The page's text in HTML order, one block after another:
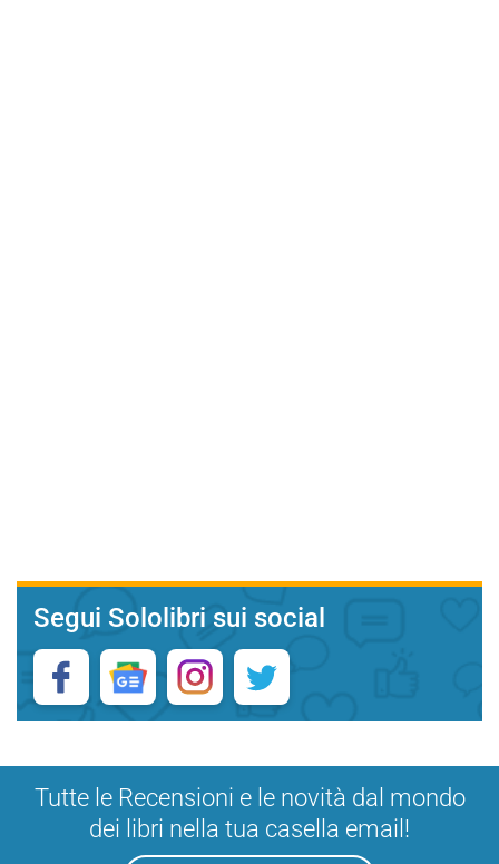
Segui Sololibri sui social
Tutte le Recensioni e le novità dal mondo
dei libri nella tua casella email!